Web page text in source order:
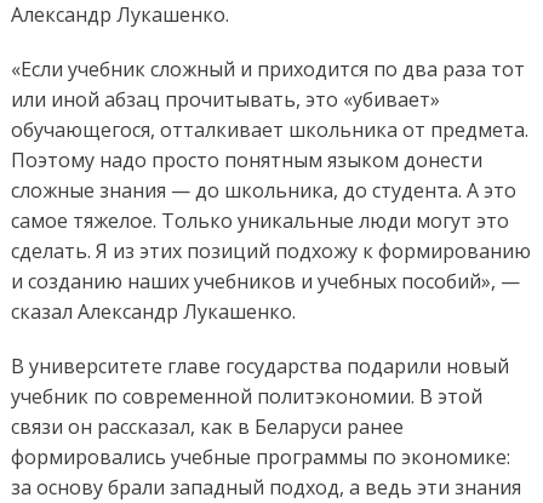
Александр Лукашенко.
«Если учебник сложный и приходится по два раза тот
или иной абзац прочитывать, это «убивает»
обучающегося, отталкивает школьника от предмета.
Поэтому надо просто понятным языком донести
сложные знания — до школьника, до студента. А это
самое тяжелое. Только уникальные люди могут это
сделать. Я из этих позиций подхожу к формированию
и созданию наших учебников и учебных пособий», —
сказал Александр Лукашенко.
В университете главе государства подарили новый
учебник по современной политэкономии. В этой
связи он рассказал, как в Беларуси ранее
формировались учебные программы по экономике:
за основу брали западный подход, а ведь эти знания